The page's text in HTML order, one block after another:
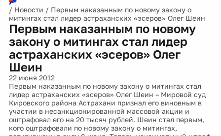
/ Новости / Первым наказанным по новому закону о
митингах стал лидер астраханских «эсеров» Олег Шеин
Первым наказанным по новому
закону о митингах стал лидер
астраханских «эсеров» Олег
Шеин
22 июня 2012
Первым наказанным по новому закону о митингах стал
лидер астраханских «эсеров» Олег Шеин – Мировой суд
Кировского района Астрахани признал его виновным в
участии в несанкционированной массовой акции и
оштрафовал его на 20 тысяч рублей. Шеин стал первым,
кого оштрафовали по новому закону о митингах,